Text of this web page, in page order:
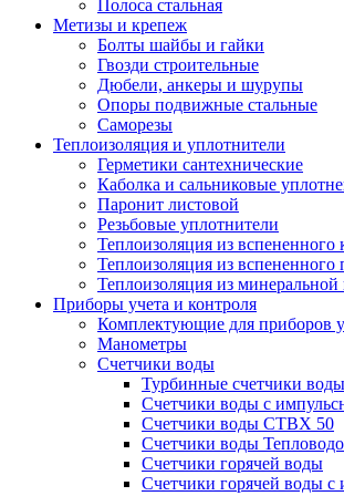
Полоса стальная
Метизы и крепеж
Болты шайбы и гайки
Гвозди строительные
Дюбели, анкеры и шурупы
Опоры подвижные стальные
Саморезы
Теплоизоляция и уплотнители
Герметики сантехнические
Каболка и сальниковые
Паронит листовой
Резьбовые уплотнители
Теплоизоляция из вспененного
Теплоизоляция из вспененного
Теплоизоляция из минеральной
Приборы учета и контроля
Комплектующие для приборов
Манометры
Счетчики воды
Турбинные счетчики
Счетчики воды с
Счетчики воды СТВХ 50
Счетчики воды
Счетчики горячей воды
Счетчики горячей воды